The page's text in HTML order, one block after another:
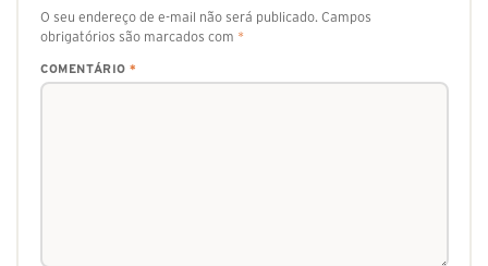
O seu endereço de e-mail não será publicado. Campos
obrigatórios são marcados com *
COMENTÁRIO *